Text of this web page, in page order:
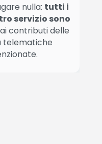
nulla: tutti i
servizio sono
contributi delle
telematiche